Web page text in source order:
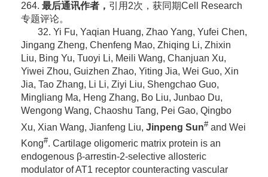
264. 最后通讯作者， 引用2次，获同期Cell Research
专题评论。
32. Yi Fu, Yaqian Huang, Zhao Yang, Yufei Chen,
Jingang Zheng, Chenfeng Mao, Zhiqing Li, Zhixin
Liu, Bing Yu, Tuoyi Li, Meili Wang, Chanjuan Xu,
Yiwei Zhou, Guizhen Zhao, Yiting Jia, Wei Guo, Xin
Jia, Tao Zhang, Li Li, Ziyi Liu, Shengchao Guo,
Mingliang Ma, Heng Zhang, Bo Liu, Junbao Du,
Wengong Wang, Chaoshu Tang, Pei Gao, Qingbo
Xu, Xian Wang, Jianfeng Liu, Jinpeng Sun#and Wei
Kong#. Cartilage oligomeric matrix protein is an
endogenous β-arrestin-2-selective allosteric
modulator of AT1 receptor counteracting vascular